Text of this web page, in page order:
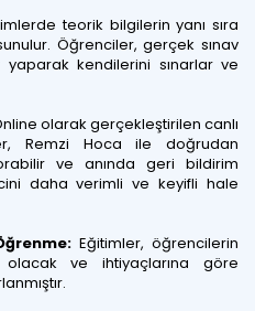
teorik bilgilerin yanı sıra
Öğrenciler, gerçek sınav
yaparak kendilerini sınarlar ve
olarak gerçekleştirilen canlı
Remzi Hoca ile doğrudan
ve anında geri bildirim
daha verimli ve keyifli hale
Eğitimler, öğrencilerin
olacak ve ihtiyaçlarına göre